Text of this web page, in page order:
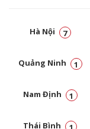
Hà Nội 7
Quảng Ninh 1
Nam Định 1
Thái Bình